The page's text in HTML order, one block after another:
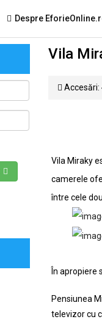
Despre
Vila
Accesări:
Vila Miraky
camerele
între cele
În apropiere
Pensiunea
televizor cu